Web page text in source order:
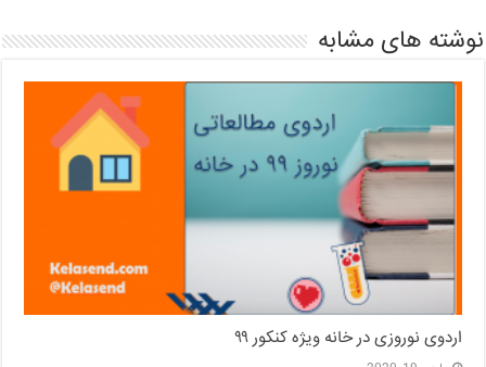
نوشته های مشابه
اردوی نوروزی در خانه ویژه کنکور ۹۹